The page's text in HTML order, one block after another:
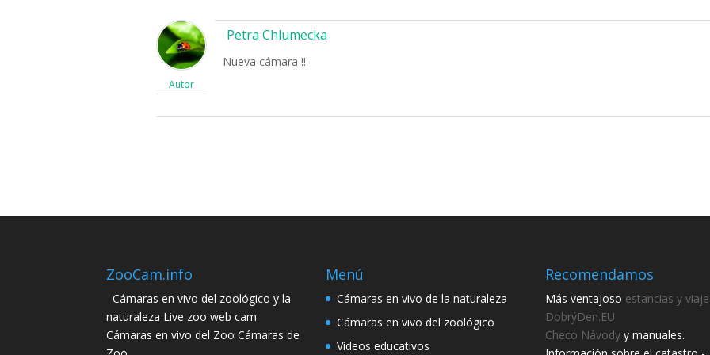
Autor
Petra Chlumecka
Nueva cámara !!
ZooCam.info
Cámaras en vivo del zoológico y la
naturaleza Live zoo web cam
Cámaras en vivo del Zoo Cámaras de
Menú
Cámaras en vivo de la naturaleza
Cámaras en vivo del zoológico
Videos educativos
Recomendamos
Más ventajoso estancias y
DobrýDen.EU
Checo Návody y manuales.